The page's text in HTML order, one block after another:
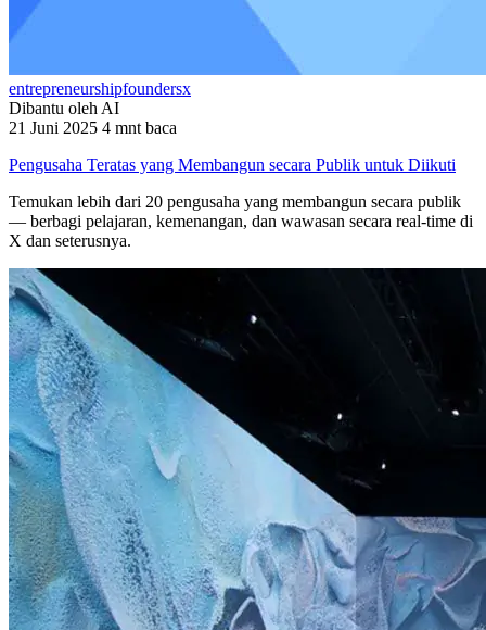
entrepreneurshipfoundersx
Dibantu oleh AI
21 Juni 2025 4 mnt baca
Pengusaha Teratas yang Membangun secara Publik untuk Diikuti
Temukan lebih dari 20 pengusaha yang membangun secara publik
— berbagi pelajaran, kemenangan, dan wawasan secara real-time di
X dan seterusnya.